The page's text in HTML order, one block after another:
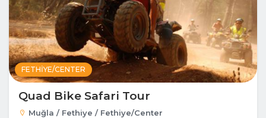
FETHIYE/CENTER
Quad Bike Safari Tour
Muğla / Fethiye / Fethiye/Center